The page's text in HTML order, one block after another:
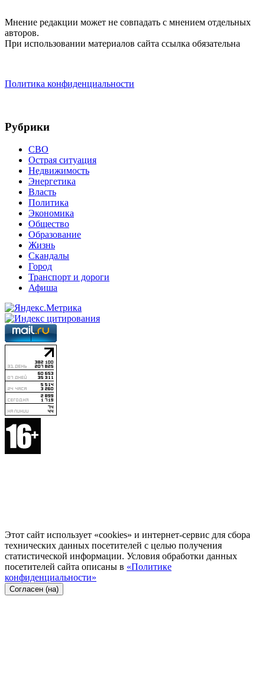
Мнение редакции может не совпадать с мнением отдельных
авторов.
При использовании материалов сайта ссылка обязательна
Политика конфиденциальности
Рубрики
СВО
Острая ситуация
Недвижимость
Энергетика
Власть
Политика
Экономика
Общество
Образование
Жизнь
Скандалы
Город
Транспорт и дороги
Афиша
Этот сайт использует «cookies» и интернет-сервис для сбора
технических данных посетителей с целью получения
статистической информации. Условия обработки данных
посетителей сайта описаны в «Политике
конфиденциальности»
Согласен (на)